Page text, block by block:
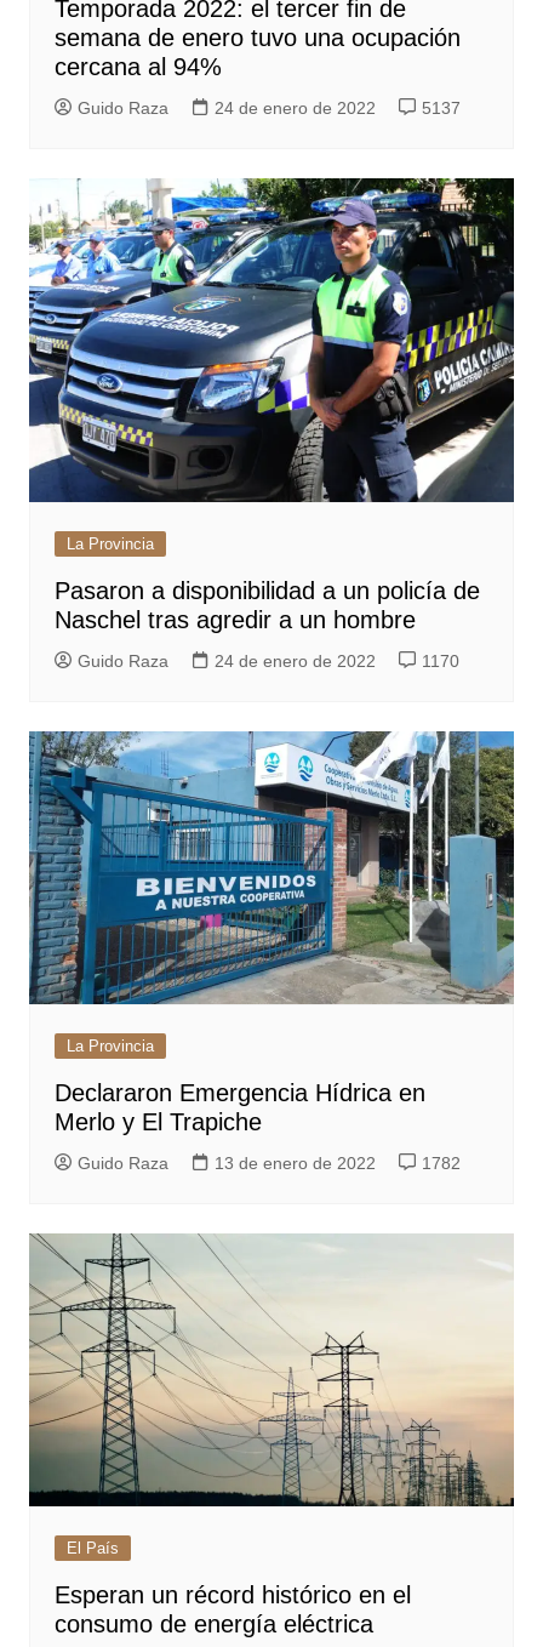
Temporada 2022: el tercer fin de
semana de enero tuvo una ocupación
cercana al 94%
Guido Raza 24 de enero de 2022 5137
La Provincia
Pasaron a disponibilidad a un policía de
Naschel tras agredir a un hombre
Guido Raza 24 de enero de 2022 1170
La Provincia
Declararon Emergencia Hídrica en
Merlo y El Trapiche
Guido Raza 13 de enero de 2022 1782
El País
Esperan un récord histórico en el
consumo de energía eléctrica